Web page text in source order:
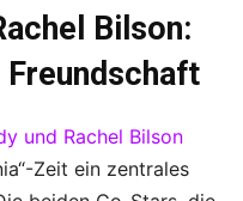
Bilson:
Freundschaft
und Rachel Bilson
Zeit ein zentrales